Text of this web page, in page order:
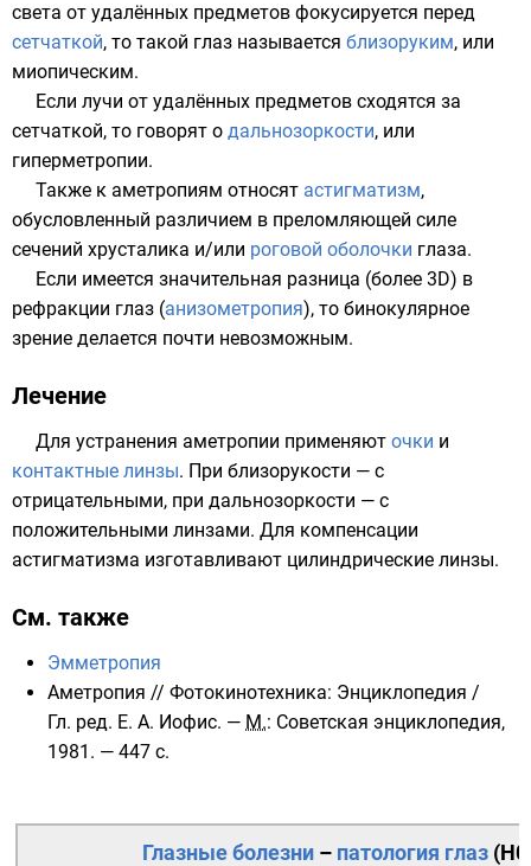
света от удалённых предметов фокусируется перед
сетчаткой, то такой глаз называется близоруким, или
миопическим.
Если лучи от удалённых предметов сходятся за
сетчаткой, то говорят о дальнозоркости, или
гиперметропии.
Также к аметропиям относят астигматизм,
обусловленный различием в преломляющей силе
сечений хрусталика и/или роговой оболочки глаза.
Если имеется значительная разница (более 3D) в
рефракции глаз (анизометропия), то бинокулярное
зрение делается почти невозможным.
Лечение
Для устранения аметропии применяют очки и
контактные линзы. При близорукости — с
отрицательными, при дальнозоркости — с
положительными линзами. Для компенсации
астигматизма изготавливают цилиндрические линзы.
См. также
Эмметропия
Аметропия // Фотокинотехника: Энциклопедия /
Гл. ред. Е. А. Иофис. — М.: Советская энциклопедия,
1981. — 447 с.
Глазные болезни – патология глаз (